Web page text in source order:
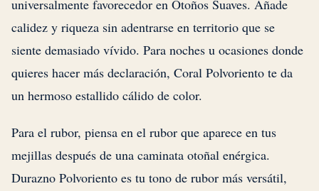
universalmente favorecedor en Otoños Suaves. Añade
calidez y riqueza sin adentrarse en territorio que se
siente demasiado vívido. Para noches u ocasiones donde
quieres hacer más declaración, Coral Polvoriento te da
un hermoso estallido cálido de color.
Para el rubor, piensa en el rubor que aparece en tus
mejillas después de una caminata otoñal enérgica.
Durazno Polvoriento es tu tono de rubor más versátil,